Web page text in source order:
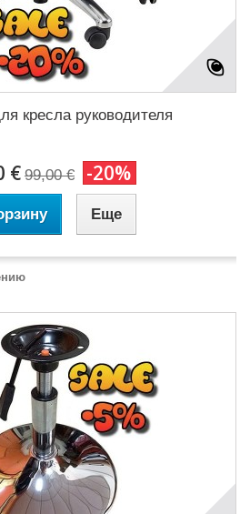
кресла руководителя
€ 99,00 € -20%
Еще